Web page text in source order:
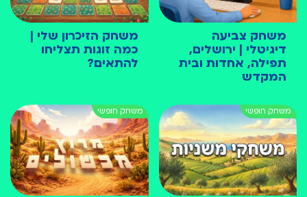
משחק צביעה
דיגיטלי | ירושלים,
תפילה, אחדות ובית
המקדש
משחק הזיכרון שלי |
כמה זוגות תצליחו
להתאים?